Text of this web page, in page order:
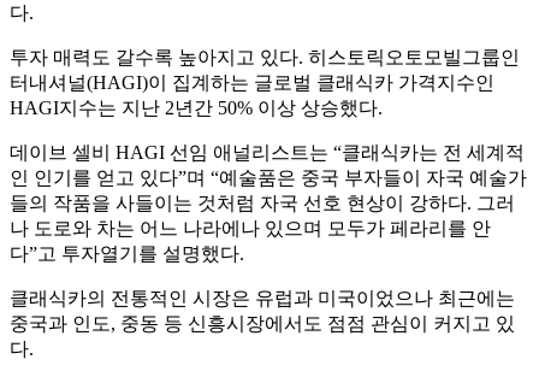
다.
투자 매력도 갈수록 높아지고 있다. 히스토릭오토모빌그룹인
터내셔널(HAGI)이 집계하는 글로벌 클래식카 가격지수인
HAGI지수는 지난 2년간 50% 이상 상승했다.
데이브 셀비 HAGI 선임 애널리스트는 “클래식카는 전 세계적
인 인기를 얻고 있다”며 “예술품은 중국 부자들이 자국 예술가
들의 작품을 사들이는 것처럼 자국 선호 현상이 강하다. 그러
나 도로와 차는 어느 나라에나 있으며 모두가 페라리를 안
다”고 투자열기를 설명했다.
클래식카의 전통적인 시장은 유럽과 미국이었으나 최근에는
중국과 인도, 중동 등 신흥시장에서도 점점 관심이 커지고 있
다.